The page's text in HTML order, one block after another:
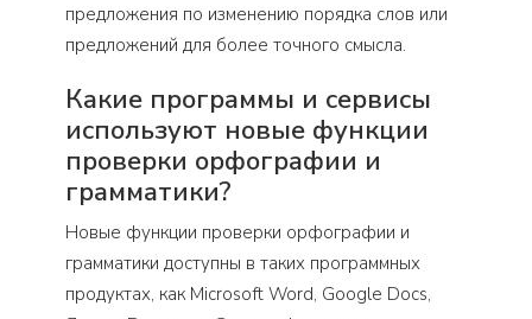
предложения по изменению порядка слов или
предложений для более точного смысла.
Какие программы и сервисы
используют новые функции
проверки орфографии и
грамматики?
Новые функции проверки орфографии и
грамматики доступны в таких программных
продуктах, как Microsoft Word, Google Docs,